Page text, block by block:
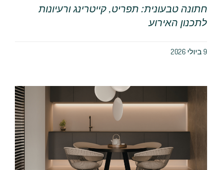
חתונה טבעונית: תפריט, קייטרינג ורעיונות
לתכנון האירוע
9 ביולי 2026